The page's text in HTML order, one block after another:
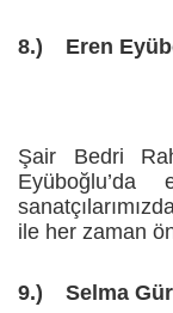
8.) Eren
Şair Bedri
ile her zaman
9.) Selma